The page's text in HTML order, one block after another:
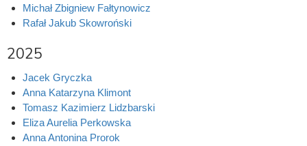
Michał Zbigniew Fałtynowicz
Rafał Jakub Skowroński
2025
Jacek Gryczka
Anna Katarzyna Klimont
Tomasz Kazimierz Lidzbarski
Eliza Aurelia Perkowska
Anna Antonina Prorok